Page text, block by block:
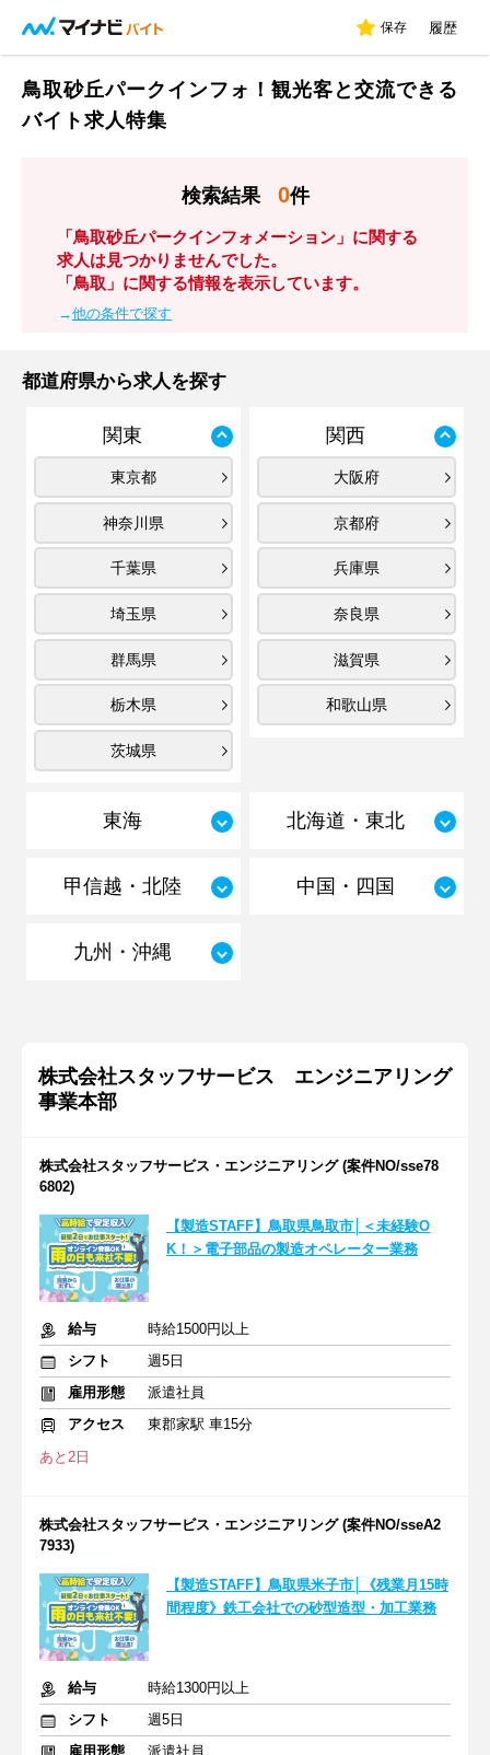
保存 履歴
鳥取砂丘パークインフォ！観光客と交流できる
バイト求人特集
検索結果 0件
「鳥取砂丘パークインフォメーション」に関する
求人は見つかりませんでした。
「鳥取」に関する情報を表示しています。
→他の条件で探す
都道府県から求人を探す
関東
東京都
神奈川県
千葉県
埼玉県
群馬県
栃木県
茨城県
関西
大阪府
京都府
兵庫県
奈良県
滋賀県
和歌山県
東海 北海道・東北
甲信越・北陸 中国・四国
九州・沖縄
株式会社スタッフサービス エンジニアリング
事業本部
株式会社スタッフサービス・エンジニアリング (案件NO/sse78
6802)
【製造STAFF】鳥取県鳥取市│＜未経験O
K！＞電子部品の製造オペレーター業務
給与
時給1500円以上
シフト
週5日
雇用形態
派遣社員
アクセス
東郡家駅 車15分
あと2日
株式会社スタッフサービス・エンジニアリング (案件NO/sseA2
7933)
【製造STAFF】鳥取県米子市│《残業月15時
間程度》鉄工会社での砂型造型・加工業務
給与
時給1300円以上
シフト
週5日
雇用形態
派遣社員